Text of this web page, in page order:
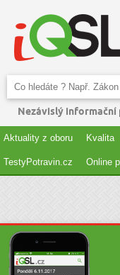
Nezávislý
Aktuality z oboru Kvalita
TestyPotravin.cz Online